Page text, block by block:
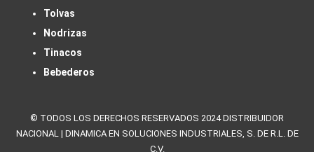
Tolvas
Nodrizas
Tinacos
Bebederos
© TODOS LOS DERECHOS RESERVADOS 2024 DISTRIBUIDOR
NACIONAL | DINAMICA EN SOLUCIONES INDUSTRIALES, S. DE R.L. DE
C.V.